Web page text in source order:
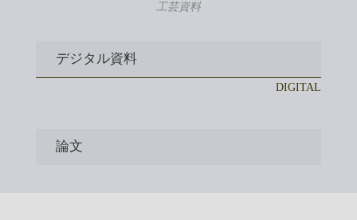
工芸資料
デジタル資料
DIGITAL
論文